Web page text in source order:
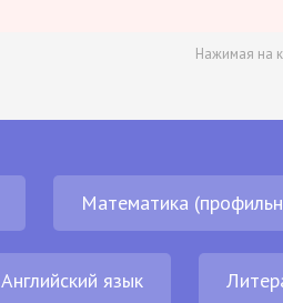
Нажимая на
Математика
Английский язык